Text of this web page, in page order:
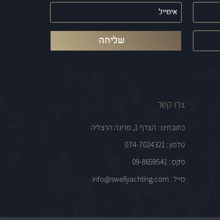
אימייל
(חובה)
צרו קשר
כתובתינו : הצדף 1, מרינה הרצליה
טלפון : 074-7024321
פקס : 09-8659541
מייל : info@swellyachting.com